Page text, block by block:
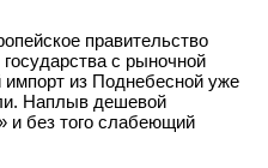
правительство
с рыночной
из Поднебесной уже
Наплыв дешевой
и без того слабеющий